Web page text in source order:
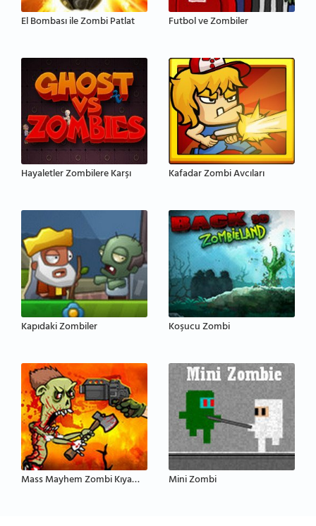
El Bombası ile Zombi Patlat Futbol ve Zombiler
Hayaletler Zombilere Karşı Kafadar Zombi Avcıları
Kapıdaki Zombiler Koşucu Zombi
Mass Mayhem Zombi Kıyameti Mini Zombi